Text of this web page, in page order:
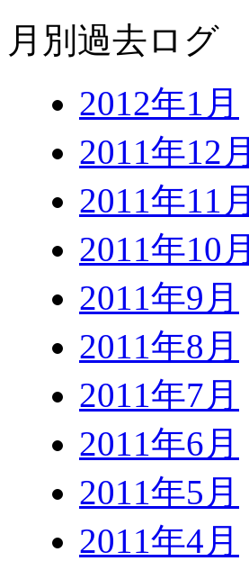
月別過去ログ
2012年1月
2011年12月
2011年11月
2011年10月
2011年9月
2011年8月
2011年7月
2011年6月
2011年5月
2011年4月